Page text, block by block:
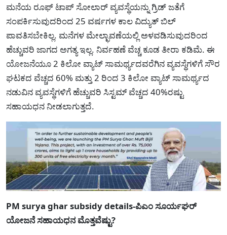
ಮನೆಯ ರೂಫ್‌ ಟಾಪ್ ಸೋಲಾರ್‌ ವ್ಯವಸ್ಥೆಯನ್ನು ಗ್ರಿಡ್‌ ಜತೆಗೆ
ಸಂಪರ್ಕಿಸುವುದರಿಂದ 25 ವರ್ಷಗಳ ಕಾಲ ವಿದ್ಯುತ್‌ ಬಿಲ್‌
ಪಾವತಿಸಬೇಕಿಲ್ಲ. ಮನೆಗಳ ಮೇಲ್ಛಾವಣೆಯಲ್ಲಿ ಅಳವಡಿಸುವುದರಿಂದ
ಹೆಚ್ಚುವರಿ ಜಾಗದ ಅಗತ್ಯ ಇಲ್ಲ. ನಿರ್ವಹಣೆ ವೆಚ್ಚ ಕೂಡ ತೀರಾ ಕಡಿಮೆ. ಈ
ಯೋಜನೆಯೂ 2 ಕಿಲೋ ವ್ಯಾಟ್ ಸಾಮರ್ಥ್ಯದವರೆಗಿನ ವ್ಯವಸ್ಥೆಗಳಿಗೆ ಸೌರ
ಘಟಕದ ವೆಚ್ಚದ 60% ಮತ್ತು 2 ರಿಂದ 3 ಕಿಲೋ ವ್ಯಾಟ್ ಸಾಮರ್ಥ್ಯದ
ನಡುವಿನ ವ್ಯವಸ್ಥೆಗಳಿಗೆ ಹೆಚ್ಚುವರಿ ಸಿಸ್ಟಮ್ ವೆಚ್ಚದ 40%ರಷ್ಟು
ಸಹಾಯಧನ ನೀಡಲಾಗುತ್ತದೆ.
PM surya ghar subsidy details-ಪಿಎಂ ಸೂರ್ಯಘರ್
ಯೋಜನೆ ಸಹಾಯಧನ ಮೊತ್ತವೆಷ್ಟು?